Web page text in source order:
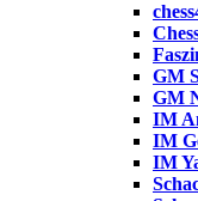
GM
GM
IM
IM
IM